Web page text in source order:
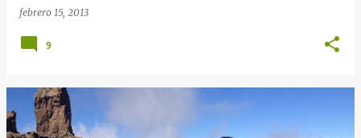
febrero 15, 2013
9